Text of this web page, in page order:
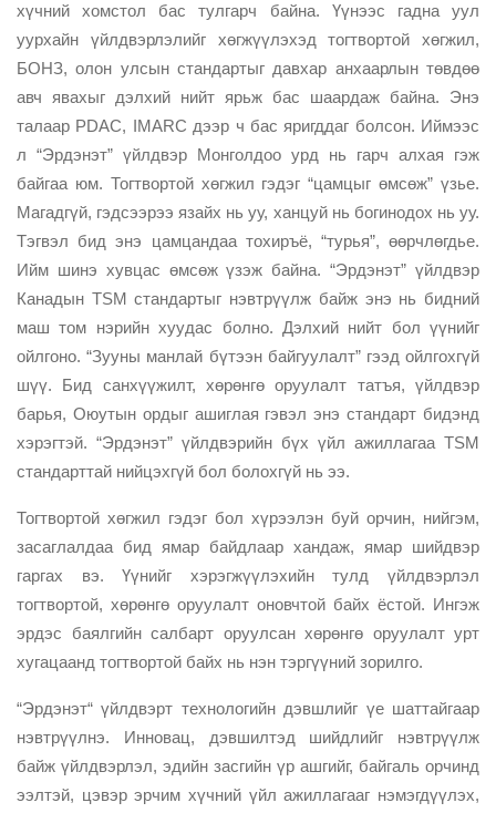
хүчний хомстол бас тулгарч байна. Үүнээс гадна уул
уурхайн үйлдвэрлэлийг хөгжүүлэхэд тогтвортой хөгжил,
БОНЗ, олон улсын стандартыг давхар анхаарлын төвдөө
авч явахыг дэлхий нийт ярьж бас шаардаж байна. Энэ
талаар PDAC, IMARC дээр ч бас яригддаг болсон. Иймээс
л “Эрдэнэт” үйлдвэр Монголдоо урд нь гарч алхая гэж
байгаа юм. Тогтвортой хөгжил гэдэг “цамцыг өмсөж” үзье.
Магадгүй, гэдсээрээ язайх нь уу, ханцуй нь богинодох нь уу.
Тэгвэл бид энэ цамцандаа тохиръё, “турья”, өөрчлөгдье.
Ийм шинэ хувцас өмсөж үзэж байна. “Эрдэнэт” үйлдвэр
Канадын TSM стандартыг нэвтрүүлж байж энэ нь бидний
маш том нэрийн хуудас болно. Дэлхий нийт бол үүнийг
ойлгоно. “Зууны манлай бүтээн байгуулалт” гээд ойлгохгүй
шүү. Бид санхүүжилт, хөрөнгө оруулалт татъя, үйлдвэр
барья, Оюутын ордыг ашиглая гэвэл энэ стандарт бидэнд
хэрэгтэй. “Эрдэнэт” үйлдвэрийн бүх үйл ажиллагаа TSM
стандарттай нийцэхгүй бол болохгүй нь ээ.
Тогтвортой хөгжил гэдэг бол хүрээлэн буй орчин, нийгэм,
засаглалдаа бид ямар байдлаар хандаж, ямар шийдвэр
гаргах вэ. Үүнийг хэрэгжүүлэхийн тулд үйлдвэрлэл
тогтвортой, хөрөнгө оруулалт оновчтой байх ёстой. Ингэж
эрдэс баялгийн салбарт оруулсан хөрөнгө оруулалт урт
хугацаанд тогтвортой байх нь нэн тэргүүний зорилго.
“Эрдэнэт“ үйлдвэрт технологийн дэвшлийг үе шаттайгаар
нэвтрүүлнэ. Инновац, дэвшилтэд шийдлийг нэвтрүүлж
байж үйлдвэрлэл, эдийн засгийн үр ашгийг, байгаль орчинд
ээлтэй, цэвэр эрчим хүчний үйл ажиллагааг нэмэгдүүлэх,